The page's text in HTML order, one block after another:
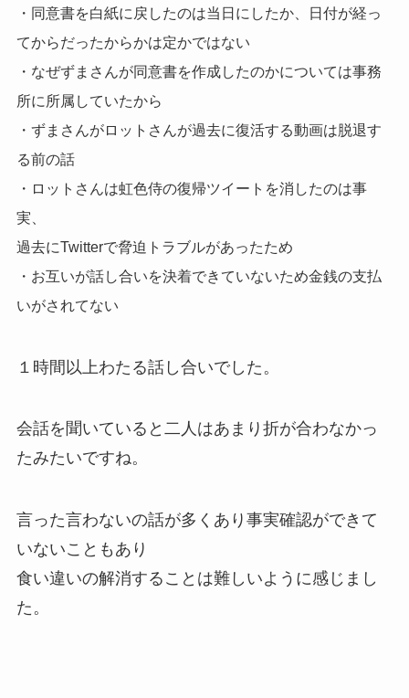
・同意書を白紙に戻したのは当日にしたか、日付が経っ
てからだったからかは定かではない
・なぜずまさんが同意書を作成したのかについては事務
所に所属していたから
・ずまさんがロットさんが過去に復活する動画は脱退す
る前の話
・ロットさんは虹色侍の復帰ツイートを消したのは事
実、
過去にTwitterで脅迫トラブルがあったため
・お互いが話し合いを決着できていないため金銭の支払
いがされてない
１時間以上わたる話し合いでした。
会話を聞いていると二人はあまり折が合わなかっ
たみたいですね。
言った言わないの話が多くあり事実確認ができて
いないこともあり
食い違いの解消することは難しいように感じまし
た。